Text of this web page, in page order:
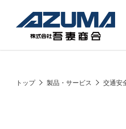
トップ 製品・サービス 交通安